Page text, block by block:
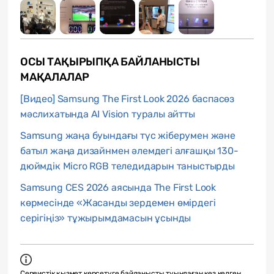
ОСЫ ТАҚЫРЫПҚА БАЙЛАНЫСТЫ
МАҚАЛАЛАР
[Видео] Samsung The First Look 2026 баспасөз
мәслихатында AI Vision туралы айтты
Samsung жаңа буындағы түс жіберумен және
батыл жаңа дизайнмен әлемдегі алғашқы 130-
дюймдік Micro RGB теледидарын таныстырды
Samsung CES 2026 аясында The First Look
көрмесінде «Жасанды зердемен өмірдегі
cерігіңіз» тұжырымдамасын ұсынды